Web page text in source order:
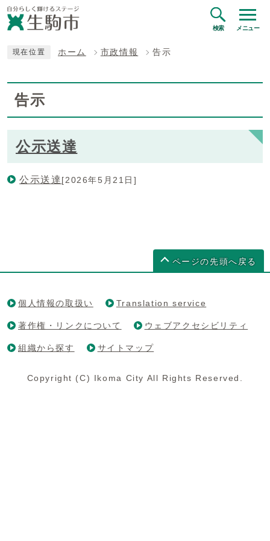
検索 メニュー
現在位置 ホーム 市政情報 告示
告示
公示送達
公示送達[2026年5月21日]
ページの先頭へ戻る
個人情報の取扱い Translation service
著作権・リンクについて ウェブアクセシビリティ
組織から探す サイトマップ
Copyright (C) Ikoma City All Rights Reserved.